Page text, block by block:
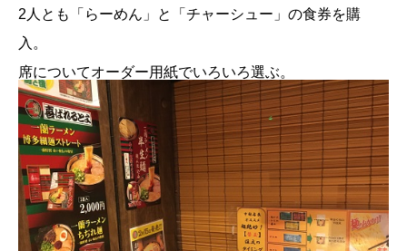
2人とも「らーめん」と「チャーシュー」の食券を購
入。
席についてオーダー用紙でいろいろ選ぶ。